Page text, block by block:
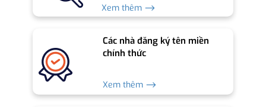
Xem thêm ⟶
Các nhà đăng ký tên miền
chính thức
Xem thêm ⟶